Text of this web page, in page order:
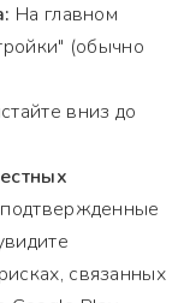
На главном
(обычно
вниз до
связанных